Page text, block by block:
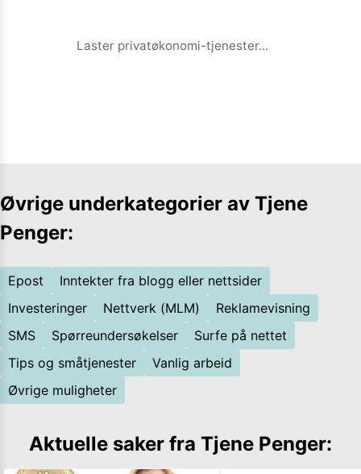
allerede nå registrere din interesse -
Laster privatøkonomi-tjenester...
Øvrige underkategorier av Tjene
Penger:
Epost
Inntekter fra blogg eller nettsider
Investeringer
Nettverk (MLM)
Reklamevisning
SMS
Spørreundersøkelser
Surfe på nettet
Tips og småtjenester
Vanlig arbeid
Øvrige muligheter
Aktuelle saker fra Tjene Penger: